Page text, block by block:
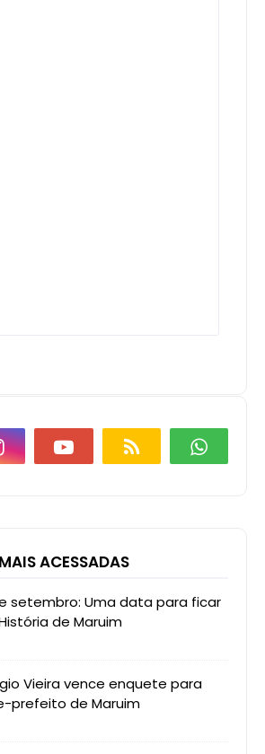
MAIS ACESSADAS
setembro: Uma data para ficar
de Maruim
Vieira vence enquete para
prefeito de Maruim